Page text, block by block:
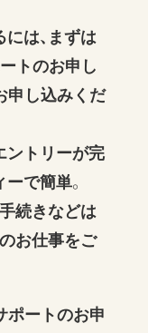
は、まずは
トのお申し
申し込みくだ
ントリーが完
で簡単。
続きなどは
お仕事をご
ポートのお申